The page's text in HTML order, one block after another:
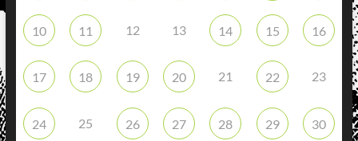
10 11 12 13 14 15 16
17 18 19 20 21 22 23
24 25 26 27 28 29 30